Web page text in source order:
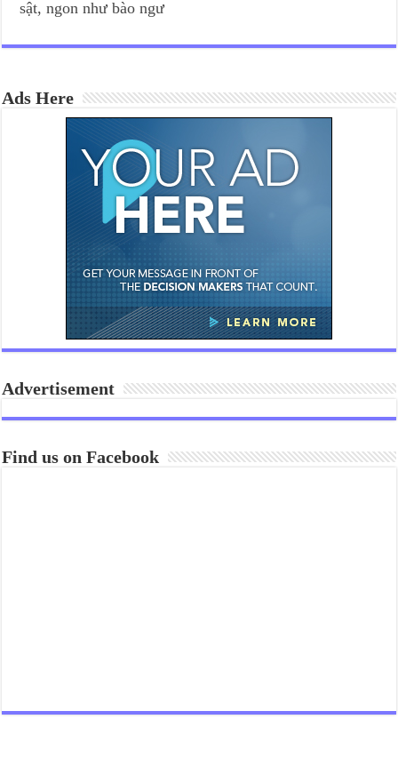
sật, ngon như bào ngư
Ads Here
Advertisement
Find us on Facebook